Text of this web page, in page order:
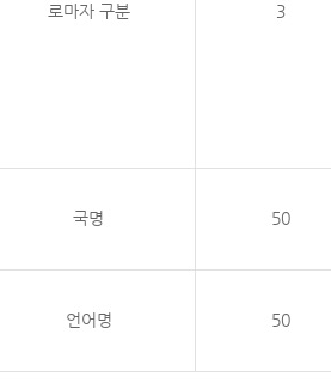
로마자 구분 3
국명 50
언어명 50